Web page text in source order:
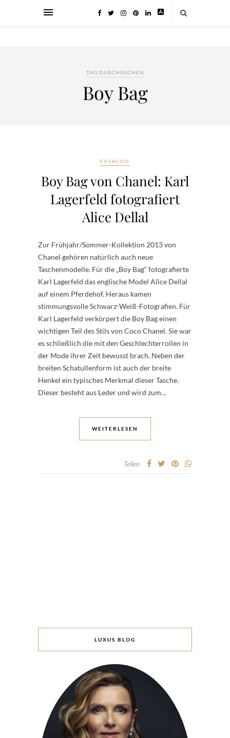
TAG DURCHSUCHEN
Boy Bag
FASHION
Boy Bag von Chanel: Karl
Lagerfeld fotografiert
Alice Dellal
Zur Frühjahr/Sommer-Kollektion 2013 von
Chanel gehören natürlich auch neue
Taschenmodelle. Für die „Boy Bag“ fotografierte
Karl Lagerfeld das englische Model Alice Dellal
auf einem Pferdehof. Heraus kamen
stimmungsvolle Schwarz-Weiß-Fotografien. Für
Karl Lagerfeld verkörpert die Boy Bag einen
wichtigen Teil des Stils von Coco Chanel. Sie war
es schließlich die mit den Geschlechterrollen in
der Mode ihrer Zeit bewusst brach. Neben der
breiten Schatullenform ist auch der breite
Henkel ein typisches Merkmal dieser Tasche.
Dieser besteht aus Leder und wird zum…
WEITERLESEN
Teilen
LUXUS BLOG